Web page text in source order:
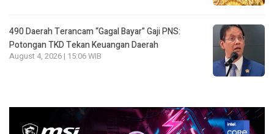
490 Daerah Terancam “Gagal Bayar” Gaji PNS:
Potongan TKD Tekan Keuangan Daerah
August 4, 2026 | 15:06 WIB